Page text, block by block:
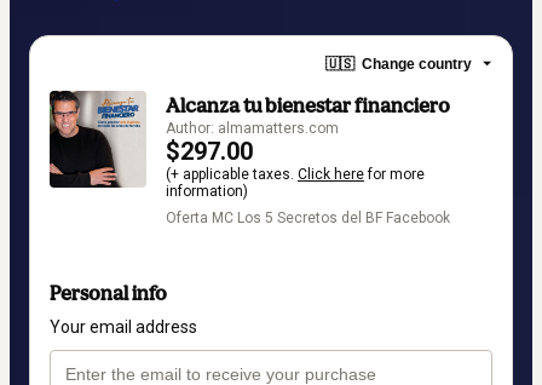
🇺🇸 Change country
Alcanza tu bienestar financiero
Author: almamatters.com
$297.00
(+ applicable taxes. Click herefor more
information)
Oferta MC Los 5 Secretos del BF Facebook
Personal info
Your email address